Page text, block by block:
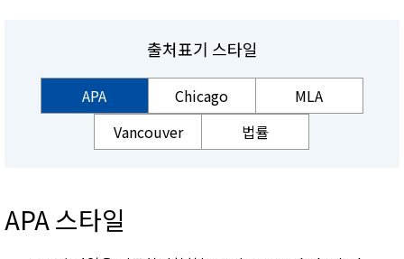
출처표기 스타일
APA Chicago
MLA
Vancouver
법률
APA 스타일